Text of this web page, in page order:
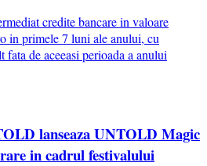
lanseaza UNTOLD Magic
in cadrul festivalului